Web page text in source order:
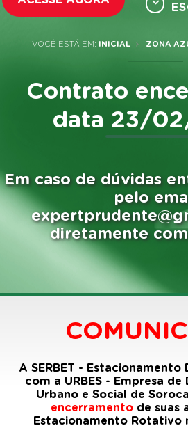
VOCÊ ESTÁ EM: INICIAL ZONA
Contrato
data 23/
Em caso de dúvidas
pelo
diretamente com
A SERBET -
com a URBES - Empresa
Urbano e Social de
encerramentode suas
Estacionamento Rotativo